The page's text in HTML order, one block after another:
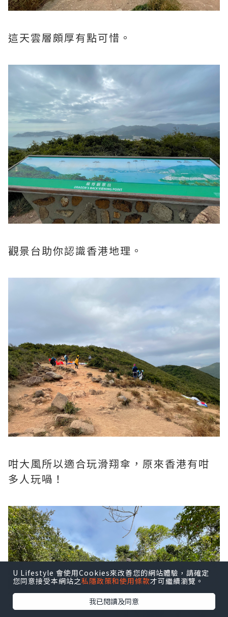
這天雲層頗厚有點可惜。
觀景台助你認識香港地理。
咁大風所以適合玩滑翔傘，原來香港有咁
多人玩喎！
U Lifestyle 會使用Cookies來改善您的網站體驗，請確定
您同意接受本網站之私隱政策和使用條款才可繼續瀏覽。
我已閱讀及同意